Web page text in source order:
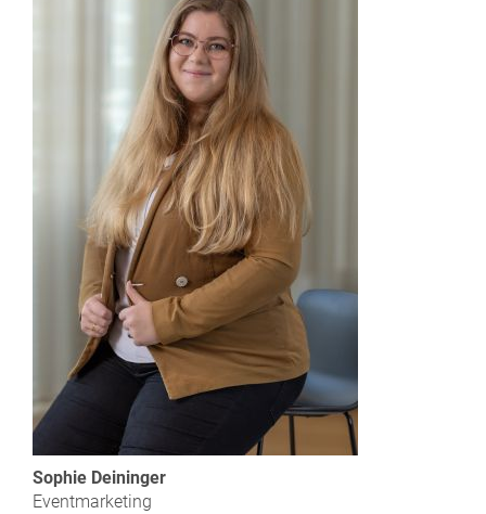
Sophie Deininger
Eventmarketing